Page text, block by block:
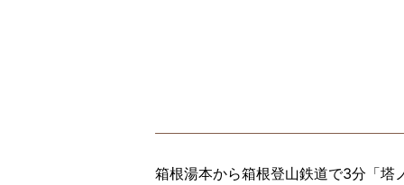
箱根湯本から箱根登山鉄道で3分「塔